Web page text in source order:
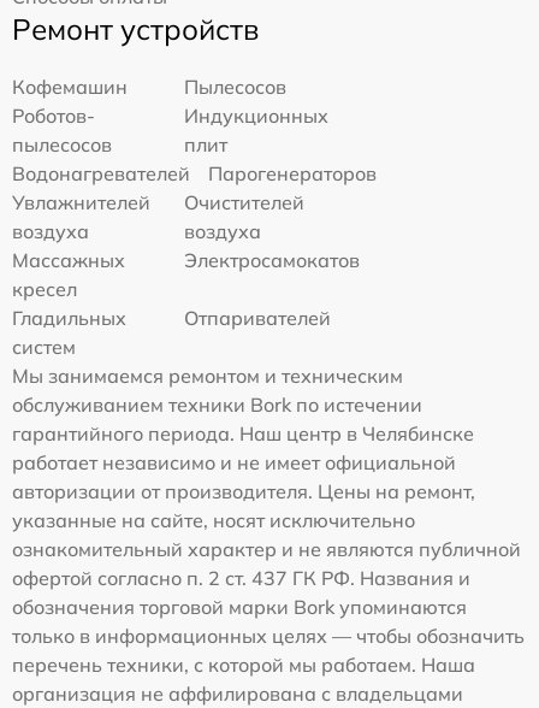
Ремонт устройств
Кофемашин
Пылесосов
Роботов-
пылесосов
Индукционных
плит
Водонагревателей
Парогенераторов
Увлажнителей
воздуха
Очистителей
воздуха
Массажных
кресел
Электросамокатов
Гладильных
систем
Отпаривателей
Мы занимаемся ремонтом и техническим
обслуживанием техники Bork по истечении
гарантийного периода. Наш центр в Челябинске
работает независимо и не имеет официальной
авторизации от производителя. Цены на ремонт,
указанные на сайте, носят исключительно
ознакомительный характер и не являются публичной
офертой согласно п. 2 ст. 437 ГК РФ. Названия и
обозначения торговой марки Bork упоминаются
только в информационных целях — чтобы обозначить
перечень техники, с которой мы работаем. Наша
организация не аффилирована с владельцами